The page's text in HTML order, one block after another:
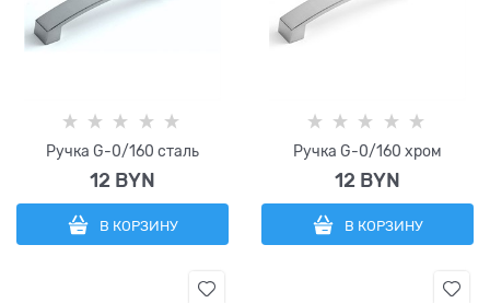
Ручка G-0/160 сталь
12 BYN
В КОРЗИНУ
Ручка G-0/160 хром
12 BYN
В КОРЗИНУ